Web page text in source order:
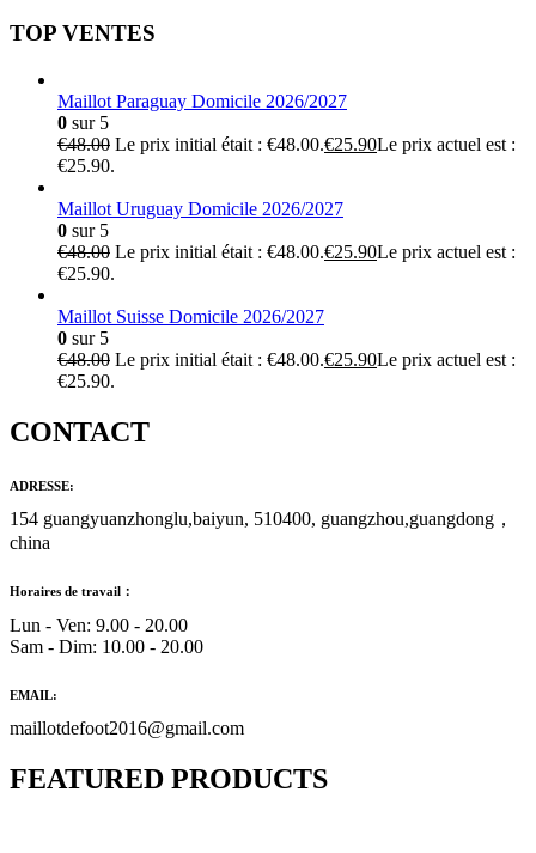
TOP VENTES
Maillot Paraguay Domicile 2026/2027
0 sur 5
€48.00 Le prix initial était : €48.00.€25.90Le prix actuel est :
€25.90.
Maillot Uruguay Domicile 2026/2027
0 sur 5
€48.00 Le prix initial était : €48.00.€25.90Le prix actuel est :
€25.90.
Maillot Suisse Domicile 2026/2027
0 sur 5
€48.00 Le prix initial était : €48.00.€25.90Le prix actuel est :
€25.90.
CONTACT
ADRESSE:
154 guangyuanzhonglu,baiyun, 510400, guangzhou,guangdong，
china
Horaires de travail：
Lun - Ven: 9.00 - 20.00
Sam - Dim: 10.00 - 20.00
EMAIL:
maillotdefoot2016@gmail.com
FEATURED PRODUCTS